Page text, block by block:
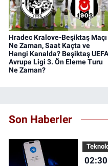
Hradec Kralove-Beşiktaş Maçı
Ne Zaman, Saat Kaçta ve
Hangi Kanalda? Beşiktaş UEFA
Avrupa Ligi 3. Ön Eleme Turu
Ne Zaman?
Son Haberler
02:30